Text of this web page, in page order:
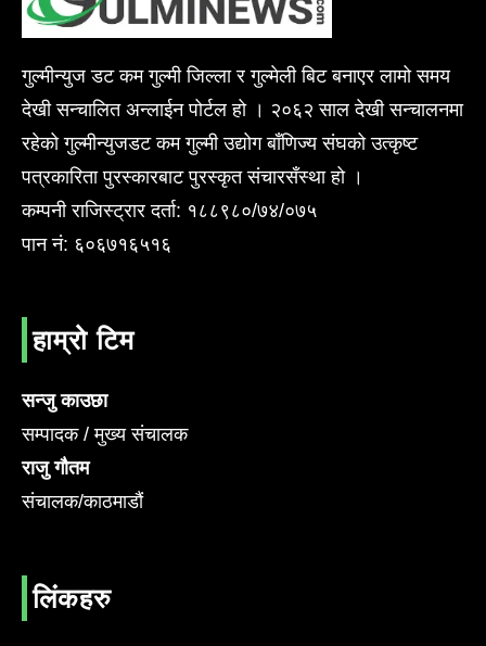
गुल्मीन्युज डट कम गुल्मी जिल्ला र गुल्मेली बिट बनाएर लामो समय
देखी सन्चालित अन्लाईन पोर्टल हो । २०६२ साल देखी सन्चालनमा
रहेको गुल्मीन्युजडट कम गुल्मी उद्योग बाँणिज्य संघको उत्कृष्ट
पत्रकारिता पुरस्कारबाट पुरस्कृत संचारसँस्था हो ।
कम्पनी राजिस्ट्रार दर्ता: १८८९८०/७४/०७५
पान नं: ६०६७१६५१६
हाम्रो टिम
सन्जु काउछा
सम्पादक / मुख्य संचालक
राजु गौतम
संचालक/काठमाडौं
लिंकहरु